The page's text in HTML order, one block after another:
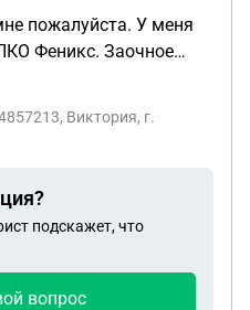
пожалуйста. У меня
Феникс. Заочное
Мне нужно
А как это
Виктория, г.
подскажет, что
вопрос